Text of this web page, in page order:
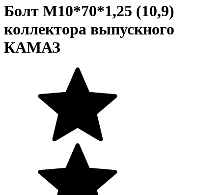
Болт М10*70*1,25 (10,9)
коллектора выпускного
КАМАЗ